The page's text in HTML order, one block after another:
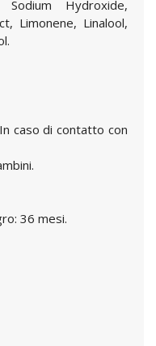
Hydroxide,
Limonene, Linalool,
caso di contatto con
36 mesi.